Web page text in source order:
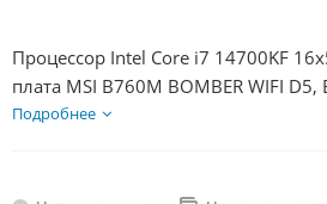
Процессор Intel Core i7 14700KF
плата MSI B760M BOMBER WIFI
DDR5 64Gb, Диски SSD 500Гб +
Подробнее